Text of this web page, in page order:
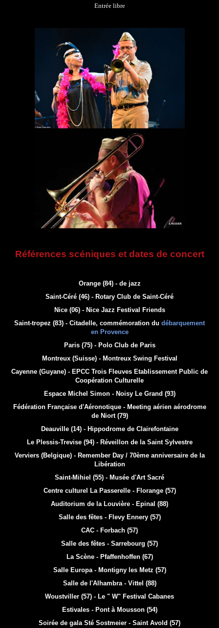
Entrée libre
Références scéniques et dates de concert
Orange (84) - de jazz
Saint-Céré (46) - Rotary Club de Saint-Céré
Nice (06) - Nice Jazz Festival Friends
Saint-tropez (83) - Citadelle, commémoration du débarquement
en Provence
Paris (75) - Polo Club de Paris
Montreux (Suisse) - Montreux Swing Festival
Cayenne (Guyane) - EPCC Trois Fleuves Etablissement Public de
Coopération Culturelle
Espace Michel Simon - Noisy Le Grand (93)
Fédération Française d'Aéronotique - Meeting aérien aérodrome
de Niort (79)
Deauville (14) - Hippodrome de Clairefontaine
Le Plessis-Trevise (94) - Réveillon de la Saint Sylvestre
Verviers (Belgique) - Remember Day / 70ème anniversaire de la
Libération
Saint-Mihiel (55) - Musée d'Art Sacré
Centre culturel La Passerelle - Florange (57)
Auditorium de la Louvière - Epinal (88)
Salle des fêtes - Flevy Ennery (57)
CAC - Forbach (57)
Salle des fêtes - Sarrebourg (57)
La Scène - Pfaffenhoffen (67)
Salle Europa - Montigny les Metz (57)
Salle de l'Alhambra - Vittel (88)
Woustviller (57) - Le " W" Festival Cabanes
Estivales - Pont à Mousson (54)
Soirée de gala Sté Sostmeier - Saint Avold (57)